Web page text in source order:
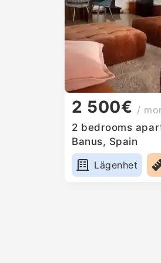
2 500€ /
2 bedrooms
Banus, Spain
Lägenhet